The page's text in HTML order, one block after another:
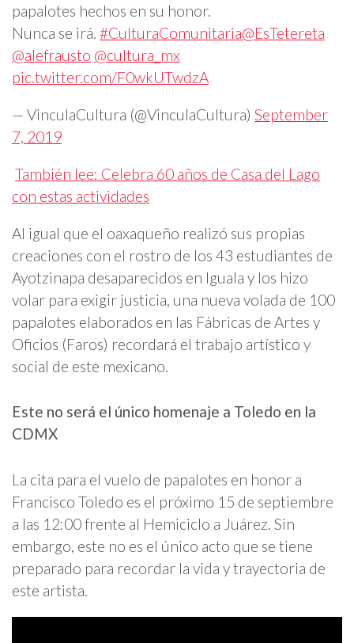
papalotes hechos en su honor.
Nunca se irá. #CulturaComunitaria@EsTetereta
@alefrausto @cultura_mx
pic.twitter.com/F0wkUTwdzA
— VinculaCultura (@VinculaCultura) September
7, 2019
También lee: Celebra 60 años de Casa del Lago
con estas actividades
Al igual que el oaxaqueño realizó sus propias
creaciones con el rostro de los 43 estudiantes de
Ayotzinapa desaparecidos en Iguala y los hizo
volar para exigir justicia, una nueva volada de 100
papalotes elaborados en las Fábricas de Artes y
Oficios (Faros) recordará el trabajo artístico y
social de este mexicano.
Este no será el único homenaje a Toledo en la
CDMX
La cita para el vuelo de papalotes en honor a
Francisco Toledo es el próximo 15 de septiembre
a las 12:00 frente al Hemiciclo a Juárez. Sin
embargo, este no es el único acto que se tiene
preparado para recordar la vida y trayectoria de
este artista.